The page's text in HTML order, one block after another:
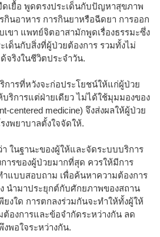
เยื้อ พูดตรงประเด็นกับปัญหาสุขภาพ
กินอาหาร การกินยาหรือฉีดยา การออก
เขา แพทย์จิตอาสามักพูดเรื่องธรรมะซึ่ง
เด็นกับสิ่งที่ผู้ป่วยต้องการ รวมทั้งไม่
จริงในชีวิตประจำวัน.
ารที่หวังจะก่อประโยชน์ให้แก่ผู้ป่วย
ริการแต่ฝ่ายเดียว ไม่ได้ใช้มุมมองของ
centered medicine) จึงส่งผลให้ผู้ป่วย
งพยาบาลตั้งใจจัดให้.
ในฐานะของผู้ให้และจัดระบบบริการ
ารของผู้ป่วยมากที่สุด ควรให้มีการ
แบบสอบถาม เพื่อค้นหาความต้องการ
นำมาประยุกต์กับศักยภาพของสถาน
งใด การตกลงร่วมกันจะทำให้ทั้งผู้ให้
ต้องการและข้อจำกัดระหว่างกัน ลด
พอใจระหว่างกัน.